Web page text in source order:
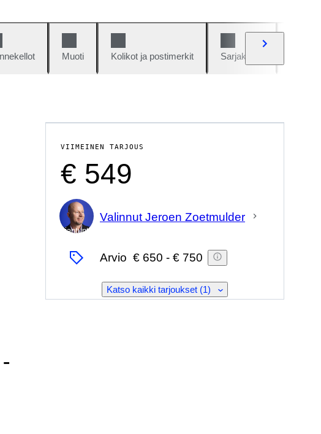
Muoti Kolikot ja postimerkit Sarjakuvat
VIIMEINEN TARJOUS
€ 549
asiantuntija
Valinnut Jeroen Zoetmulder
Arvio € 650 - € 750
Katso kaikki tarjoukset (1)